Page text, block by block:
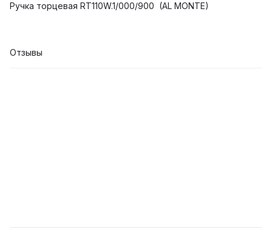
Ручка торцевая RT110W.1/000/900 (AL MONTE)
Отзывы